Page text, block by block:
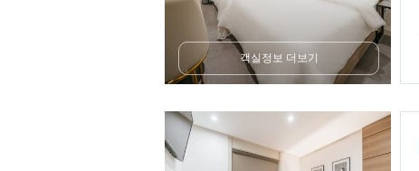
객실정보 더보기